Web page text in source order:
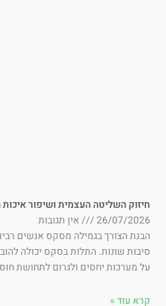
השליטה העצמית ושיפור איכות
26/07/
אין תגובות
הצורך בגמילה מסקס אנשים רבים
שונות. התלות בסקס יכולה להוביל
מערכות יחסים ולגרום לתחושת חוסר
עוד »